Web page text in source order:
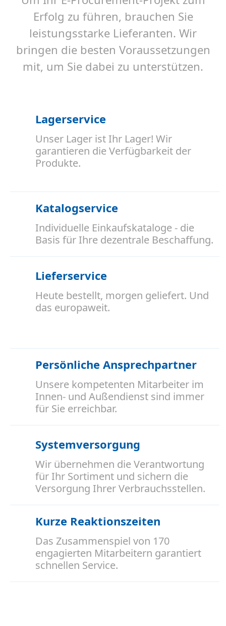
Erfolg zu führen, brauchen Sie
leistungsstarke Lieferanten. Wir
bringen die besten Voraussetzungen
mit, um Sie dabei zu unterstützen.
Lagerservice
Unser Lager ist Ihr Lager! Wir
garantieren die Verfügbarkeit der
Produkte.
Katalogservice
Individuelle Einkaufskataloge - die
Basis für Ihre dezentrale Beschaffung.
Lieferservice
Heute bestellt, morgen geliefert. Und
das europaweit.
Persönliche Ansprechpartner
Unsere kompetenten Mitarbeiter im
Innen- und Außendienst sind immer
für Sie erreichbar.
Systemversorgung
Wir übernehmen die Verantwortung
für Ihr Sortiment und sichern die
Versorgung Ihrer Verbrauchsstellen.
Kurze Reaktionszeiten
Das Zusammenspiel von 170
engagierten Mitarbeitern garantiert
schnellen Service.